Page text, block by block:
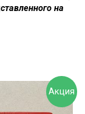
на
Акция